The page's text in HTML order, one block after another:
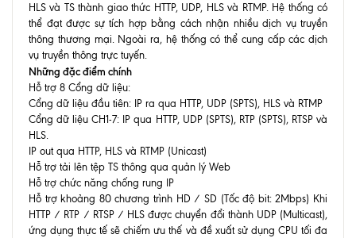
HLS và TS thành giao thức HTTP, UDP, HLS và RTMP. Hệ thống có
thể đạt được sự tích hợp bằng cách nhận nhiều dịch vụ truyền
thông thương mại. Ngoài ra, hệ thống có thể cung cấp các dịch
vụ truyền thông trực tuyến.
Những đặc điểm chính
Hỗ trợ 8 Cổng dữ liệu:
Cổng dữ liệu đầu tiên: IP ra qua HTTP, UDP (SPTS), HLS và RTMP
Cổng dữ liệu CH1-7: IP qua HTTP, UDP (SPTS), RTP (SPTS), RTSP và
HLS.
IP out qua HTTP, HLS và RTMP (Unicast)
Hỗ trợ tải lên tệp TS thông qua quản lý Web
Hỗ trợ chức năng chống rung IP
Hỗ trợ khoảng 80 chương trình HD / SD (Tốc độ bit: 2Mbps) Khi
HTTP / RTP / RTSP / HLS được chuyển đổi thành UDP (Multicast),
ứng dụng thực tế sẽ chiếm ưu thế và đề xuất sử dụng CPU tối đa